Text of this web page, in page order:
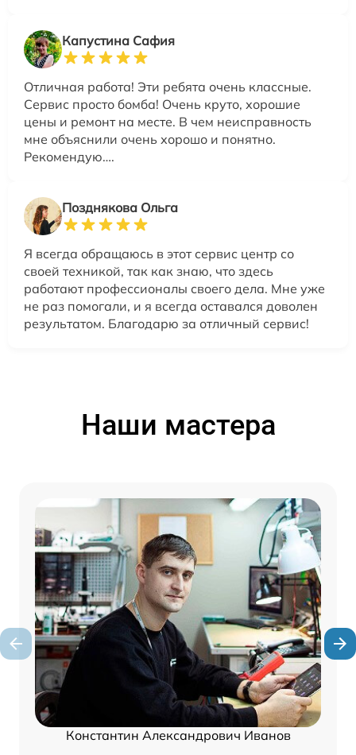
Капустина Сафия
Отличная работа! Эти ребята очень классные.
Сервис просто бомба! Очень круто, хорошие
цены и ремонт на месте. В чем неисправность
мне объяснили очень хорошо и понятно.
Рекомендую….
Позднякова Ольга
Я всегда обращаюсь в этот сервис центр со
своей техникой, так как знаю, что здесь
работают профессионалы своего дела. Мне уже
не раз помогали, и я всегда оставался доволен
результатом. Благодарю за отличный сервис!
Наши мастера
Константин Александрович Иванов